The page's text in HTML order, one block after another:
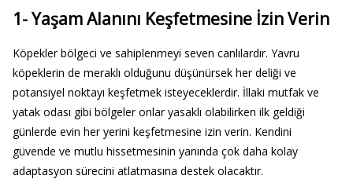
1- Yaşam Alanını Keşfetmesine İzin Verin
Köpekler bölgeci ve sahiplenmeyi seven canlılardır. Yavru
köpeklerin de meraklı olduğunu düşünürsek her deliği ve
potansiyel noktayı keşfetmek isteyeceklerdir. İllaki mutfak ve
yatak odası gibi bölgeler onlar yasaklı olabilirken ilk geldiği
günlerde evin her yerini keşfetmesine izin verin. Kendini
güvende ve mutlu hissetmesinin yanında çok daha kolay
adaptasyon sürecini atlatmasına destek olacaktır.